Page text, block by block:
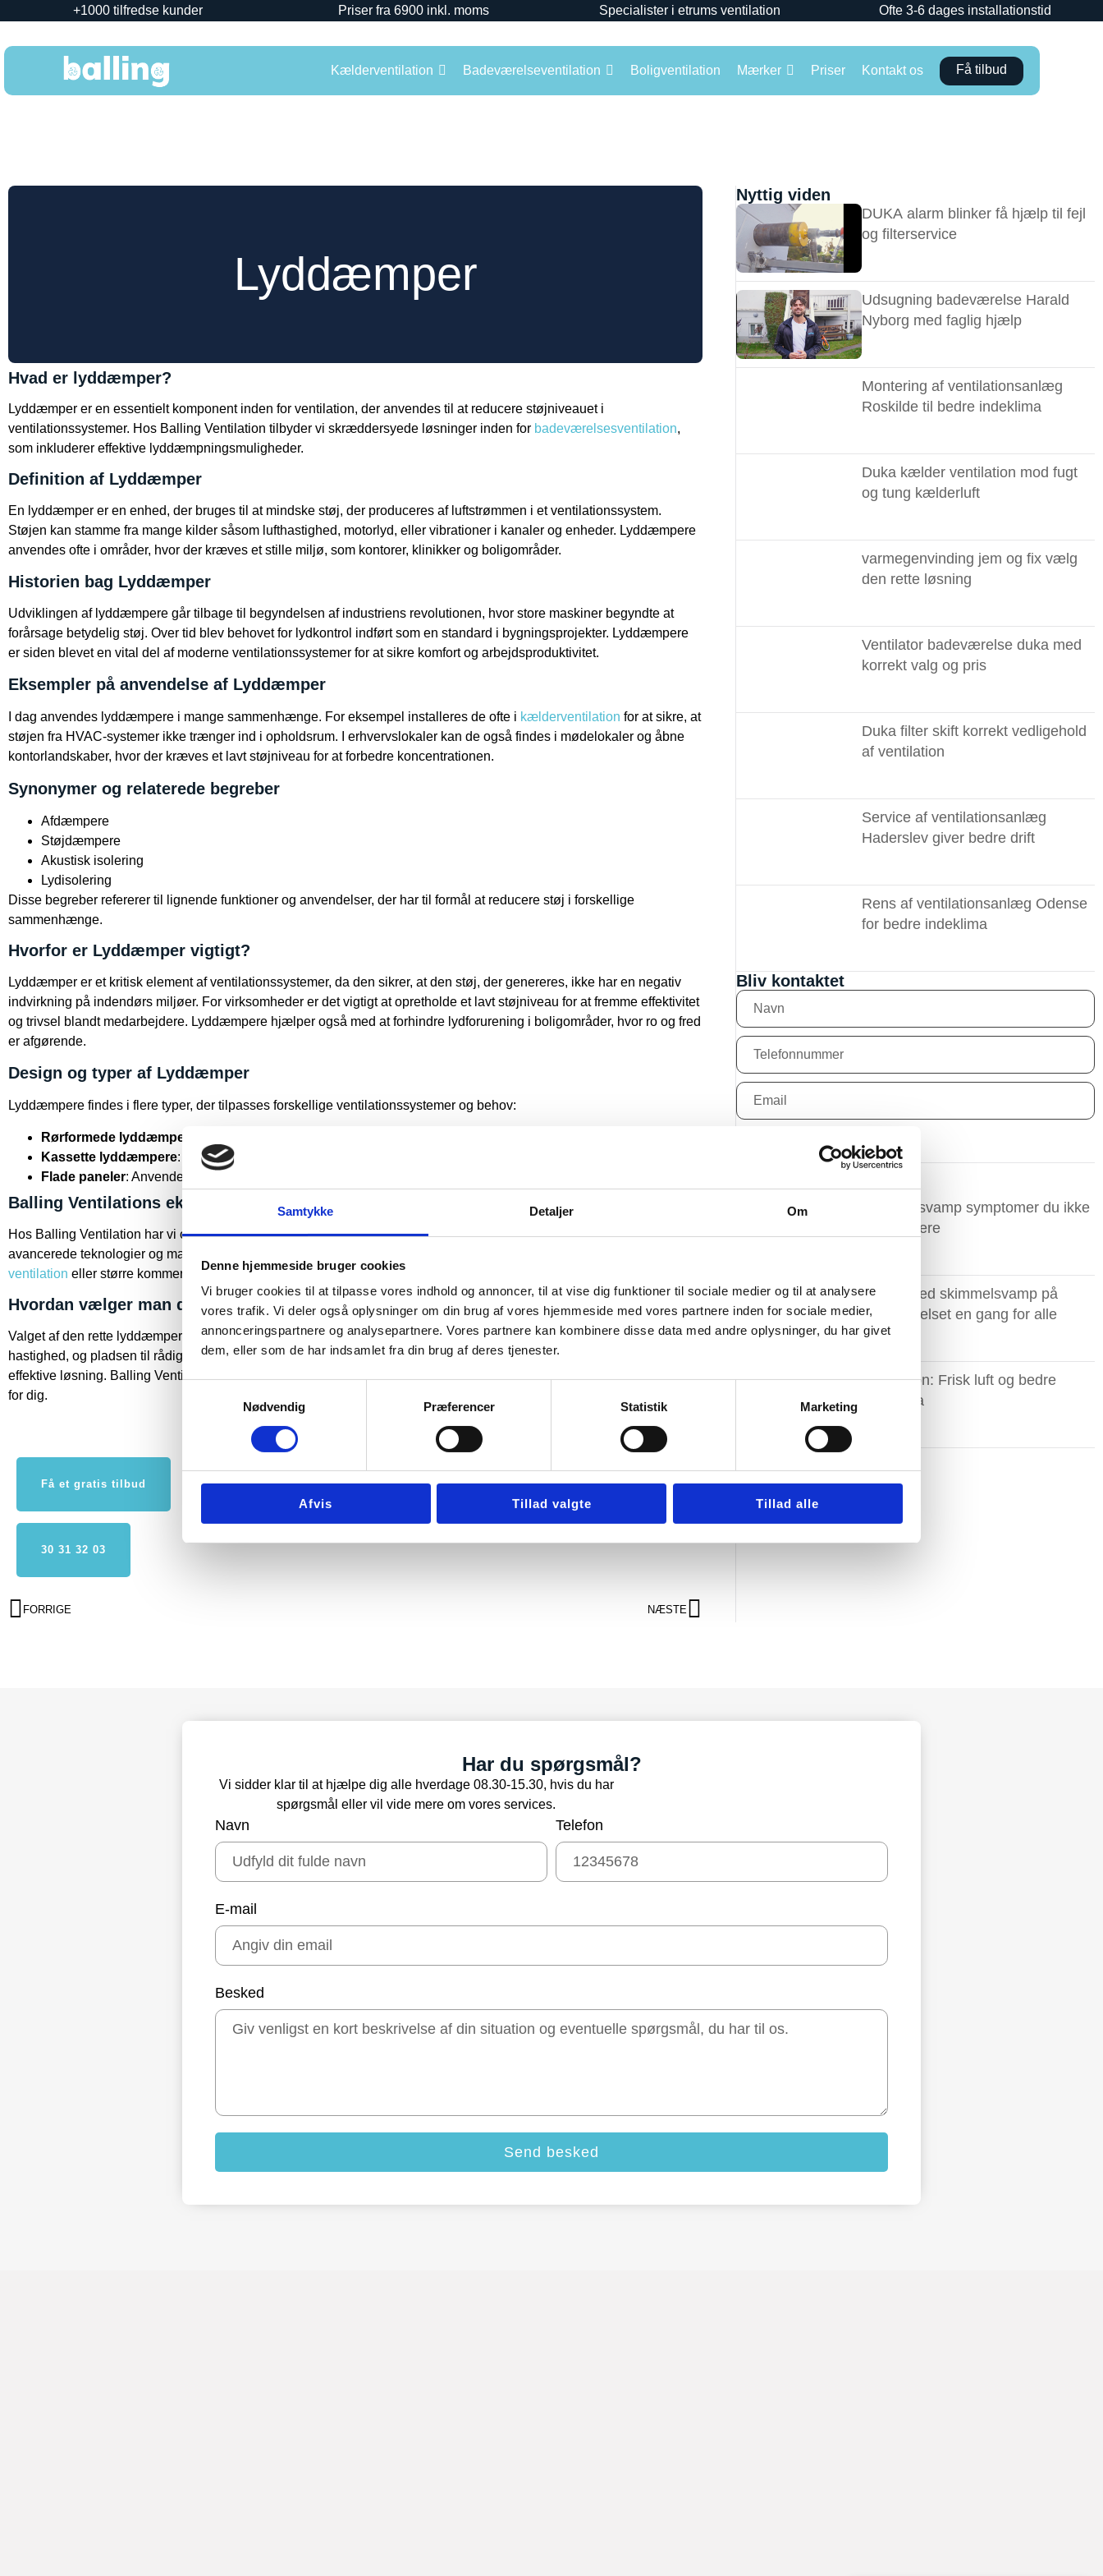
Samtykke Detaljer Om
Denne hjemmeside bruger cookies
Vi bruger cookies til at tilpasse vores indhold og annoncer, til at vise dig funktioner til sociale medier og til at analysere
vores trafik. Vi deler også oplysninger om din brug af vores hjemmeside med vores partnere inden for sociale medier,
annonceringspartnere og analysepartnere. Vores partnere kan kombinere disse data med andre oplysninger, du har givet
dem, eller som de har indsamlet fra din brug af deres tjenester.
Nødvendig
Præferencer Statistik Marketing
Afvis Tillad valgte Tillad alle
+1000 tilfredse kunder Priser fra 6900 inkl. moms Specialister i etrums ventilation Ofte 3-6 dages installationstid
Kælderventilation Badeværelseventilation Boligventilation Mærker Priser Kontakt os Få tilbud
Lyddæmper
Hvad er lyddæmper?
Lyddæmper er en essentielt komponent inden for ventilation, der anvendes til at reducere støjniveauet i
ventilationssystemer. Hos Balling Ventilation tilbyder vi skræddersyede løsninger inden for badeværelsesventilation,
som inkluderer effektive lyddæmpningsmuligheder.
Definition af Lyddæmper
En lyddæmper er en enhed, der bruges til at mindske støj, der produceres af luftstrømmen i et ventilationssystem.
Støjen kan stamme fra mange kilder såsom lufthastighed, motorlyd, eller vibrationer i kanaler og enheder. Lyddæmpere
anvendes ofte i områder, hvor der kræves et stille miljø, som kontorer, klinikker og boligområder.
Historien bag Lyddæmper
Udviklingen af lyddæmpere går tilbage til begyndelsen af industriens revolutionen, hvor store maskiner begyndte at
forårsage betydelig støj. Over tid blev behovet for lydkontrol indført som en standard i bygningsprojekter. Lyddæmpere
er siden blevet en vital del af moderne ventilationssystemer for at sikre komfort og arbejdsproduktivitet.
Eksempler på anvendelse af Lyddæmper
I dag anvendes lyddæmpere i mange sammenhænge. For eksempel installeres de ofte i kælderventilation for at sikre, at
støjen fra HVAC-systemer ikke trænger ind i opholdsrum. I erhvervslokaler kan de også findes i mødelokaler og åbne
kontorlandskaber, hvor der kræves et lavt støjniveau for at forbedre koncentrationen.
Synonymer og relaterede begreber
Afdæmpere
Støjdæmpere
Akustisk isolering
Lydisolering
Disse begreber refererer til lignende funktioner og anvendelser, der har til formål at reducere støj i forskellige
sammenhænge.
Hvorfor er Lyddæmper vigtigt?
Lyddæmper er et kritisk element af ventilationssystemer, da den sikrer, at den støj, der genereres, ikke har en negativ
indvirkning på indendørs miljøer. For virksomheder er det vigtigt at opretholde et lavt støjniveau for at fremme effektivitet
og trivsel blandt medarbejdere. Lyddæmpere hjælper også med at forhindre lydforurening i boligområder, hvor ro og fred
er afgørende.
Design og typer af Lyddæmper
Lyddæmpere findes i flere typer, der tilpasses forskellige ventilationssystemer og behov:
Rørformede lyddæmpere
Kassette lyddæmpere: Bedre egnet til rektangulære kanaler og giver fleksibilitet i installationer.
Flade paneler: Anvendes ofte i tag- eller vægmonterede indstillinger for at dæmpe rumklang.
Balling Ventilations ekspertise indenfor Lyddæmpere
Hos Balling Ventilation har vi omfattende erfaring med at designe og installere lyddæmpere i hele Danmark. Vi benytter
avancerede teknologier og materialer for at sikre optimal lydkontrol i alle vores projekter. Uanset om det gælder
ventilation eller større kommercielle anlæg, er vores løsninger tilpasset for at opfylde kundernes behov.
Hvordan vælger man den rette Lyddæmper?
Valget af den rette lyddæmper afhænger af flere faktorer, herunder det støjniveau, der skal reduceres, luftstrømmens
hastighed, og pladsen til rådighed. Det er vigtigt at overveje disse aspekter samt konsultere fagfolk for at finde den mest
effektive løsning. Balling Ventilation er klar til at hjælpe med rådgivning og design af den perfekte lyddæmper løsning
for dig.
Få et gratis tilbud
30 31 32 03
FORRIGE NÆSTE
Nyttig viden
DUKA alarm blinker få hjælp til fejl
og filterservice
Udsugning badeværelse Harald
Nyborg med faglig hjælp
Montering af ventilationsanlæg
Roskilde til bedre indeklima
Duka kælder ventilation mod fugt
og tung kælderluft
varmegenvinding jem og fix vælg
den rette løsning
Ventilator badeværelse duka med
korrekt valg og pris
Duka filter skift korrekt vedligehold
af ventilation
Service af ventilationsanlæg
Haderslev giver bedre drift
Rens af ventilationsanlæg Odense
for bedre indeklima
Bliv kontaktet
Seneste indlæg
Skimmelsvamp symptomer du ikke
må ignorere ​
Slip af med skimmelsvamp på
badeværelset en gang for alle
Ventilation: Frisk luft og bedre
indeklima
Har du spørgsmål?
Vi sidder klar til at hjælpe dig alle hverdage 08.30-15.30, hvis du har
spørgsmål eller vil vide mere om vores services.
Navn Telefon
E-mail
Besked
Send besked